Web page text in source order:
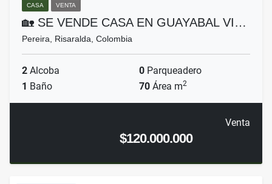
CASA VENTA
🏡 SE VENDE CASA EN GUAYABAL VI…
Pereira, Risaralda, Colombia
2 Alcoba 0 Parqueadero
1 Baño 70 Área m2
Venta
$120.000.000